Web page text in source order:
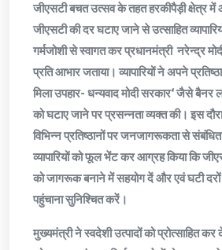
जीएसटी बचत उत्सव के तहत हरकीपैड़ी क्षेत्र में
जीएसटी की दर घटाए जाने से उत्साहित
गर्मजोशी से स्वागत कर प्रधानमंत्री नरेन्द्र
प्रति आभार जताया। व्यापारियों ने अपने
मिला उपहार- धन्यवाद मोदी सरकार‘ जैसे बैनर
को घटाए जाने पर प्रसन्नता व्यक्त की। इस
विभिन्न प्रतिष्ठानों पर जनजागरूकता से
व्यापारियों को फूल भेंट कर आग्रह किया कि
को जागरूक बनाने में सहयोग दें और एवं घटी दरों
पहुंचाना सुनिश्चित करें।
मुख्यमंत्री ने स्वदेशी उत्पादों को प्रोत्साहित